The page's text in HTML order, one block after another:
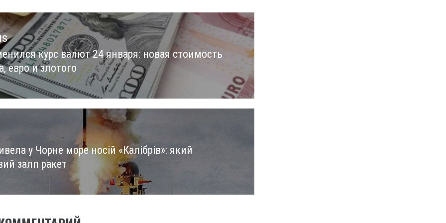
курс валют 24 января: новая стоимость
евро и злотого
у Чорне море носій «Калібрів»: який
залп ракет